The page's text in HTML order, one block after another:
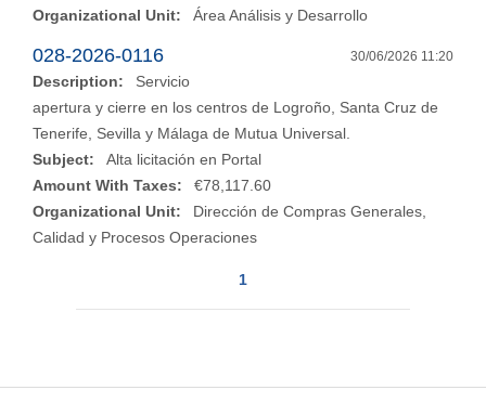
Organizational Unit:
Área Análisis y Desarrollo
30/06/2026 11:20
028-2026-0116
Description:
Servicio
apertura y cierre en los centros de Logroño, Santa Cruz de
Tenerife, Sevilla y Málaga de Mutua Universal.
Subject:
Alta licitación en Portal
Amount With Taxes:
€78,117.60
Organizational Unit:
Dirección de Compras Generales,
Calidad y Procesos Operaciones
1